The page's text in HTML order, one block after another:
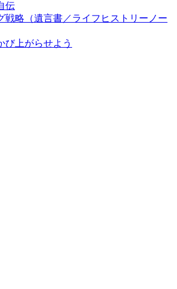
伝
戦略（遺言書／ライフヒストリーノー
び上がらせよう